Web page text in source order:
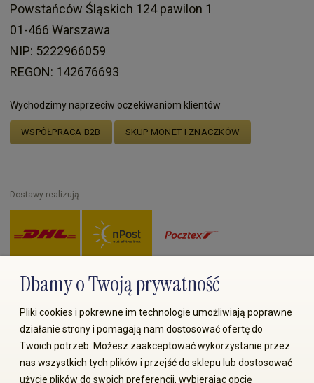
Powstańców Śląskich 124 pawilon 1
01-466 Warszawa
NIP: 5222966059
REGON: 142676693
Wychodzimy naprzeciw oczekiwaniom klientów
WSPÓŁPRACA B2B SKUP MONET I ZNACZKÓW
Dostawy realizują:
Zapłać przez:
Dbamy o Twoją prywatność
Pliki cookies i pokrewne im technologie umożliwiają poprawne
działanie strony i pomagają nam dostosować ofertę do
Twoich potrzeb. Możesz zaakceptować wykorzystanie przez
nas wszystkich tych plików i przejść do sklepu lub dostosować
użycie plików do swoich preferencji, wybierając opcję